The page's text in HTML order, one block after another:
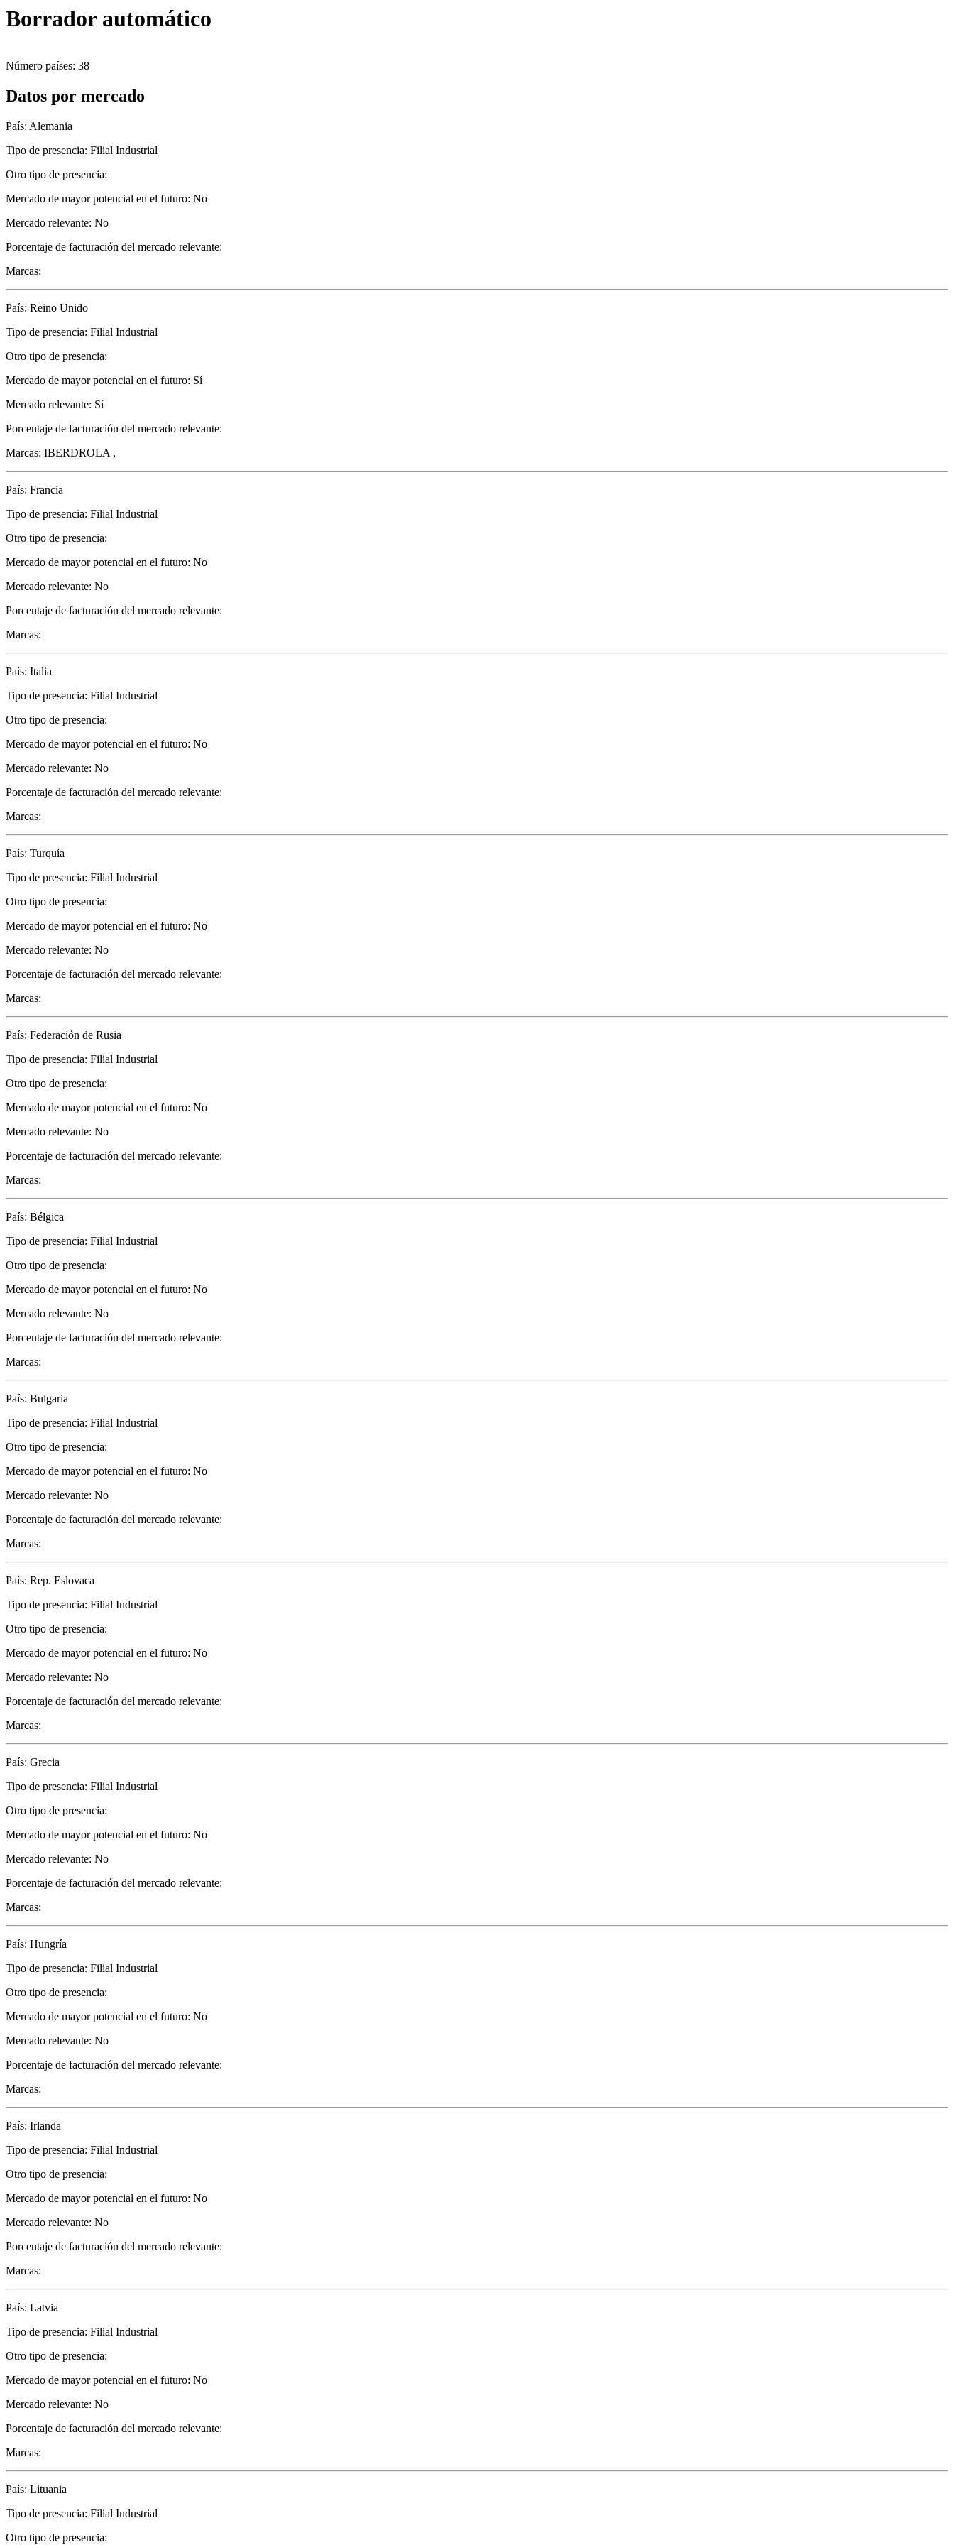
Borrador automático
Número países: 38
Datos por mercado
País: Alemania
Tipo de presencia: Filial Industrial
Otro tipo de presencia:
Mercado de mayor potencial en el futuro: No
Mercado relevante: No
Porcentaje de facturación del mercado relevante:
Marcas:
País: Reino Unido
Tipo de presencia: Filial Industrial
Otro tipo de presencia:
Mercado de mayor potencial en el futuro: Sí
Mercado relevante: Sí
Porcentaje de facturación del mercado relevante:
Marcas: IBERDROLA ,
País: Francia
Tipo de presencia: Filial Industrial
Otro tipo de presencia:
Mercado de mayor potencial en el futuro: No
Mercado relevante: No
Porcentaje de facturación del mercado relevante:
Marcas:
País: Italia
Tipo de presencia: Filial Industrial
Otro tipo de presencia:
Mercado de mayor potencial en el futuro: No
Mercado relevante: No
Porcentaje de facturación del mercado relevante:
Marcas:
País: Turquía
Tipo de presencia: Filial Industrial
Otro tipo de presencia:
Mercado de mayor potencial en el futuro: No
Mercado relevante: No
Porcentaje de facturación del mercado relevante:
Marcas:
País: Federación de Rusia
Tipo de presencia: Filial Industrial
Otro tipo de presencia:
Mercado de mayor potencial en el futuro: No
Mercado relevante: No
Porcentaje de facturación del mercado relevante:
Marcas:
País: Bélgica
Tipo de presencia: Filial Industrial
Otro tipo de presencia:
Mercado de mayor potencial en el futuro: No
Mercado relevante: No
Porcentaje de facturación del mercado relevante:
Marcas:
País: Bulgaria
Tipo de presencia: Filial Industrial
Otro tipo de presencia:
Mercado de mayor potencial en el futuro: No
Mercado relevante: No
Porcentaje de facturación del mercado relevante:
Marcas:
País: Rep. Eslovaca
Tipo de presencia: Filial Industrial
Otro tipo de presencia:
Mercado de mayor potencial en el futuro: No
Mercado relevante: No
Porcentaje de facturación del mercado relevante:
Marcas:
País: Grecia
Tipo de presencia: Filial Industrial
Otro tipo de presencia:
Mercado de mayor potencial en el futuro: No
Mercado relevante: No
Porcentaje de facturación del mercado relevante:
Marcas:
País: Hungría
Tipo de presencia: Filial Industrial
Otro tipo de presencia:
Mercado de mayor potencial en el futuro: No
Mercado relevante: No
Porcentaje de facturación del mercado relevante:
Marcas:
País: Irlanda
Tipo de presencia: Filial Industrial
Otro tipo de presencia:
Mercado de mayor potencial en el futuro: No
Mercado relevante: No
Porcentaje de facturación del mercado relevante:
Marcas:
País: Latvia
Tipo de presencia: Filial Industrial
Otro tipo de presencia:
Mercado de mayor potencial en el futuro: No
Mercado relevante: No
Porcentaje de facturación del mercado relevante:
Marcas:
País: Lituania
Tipo de presencia: Filial Industrial
Otro tipo de presencia: